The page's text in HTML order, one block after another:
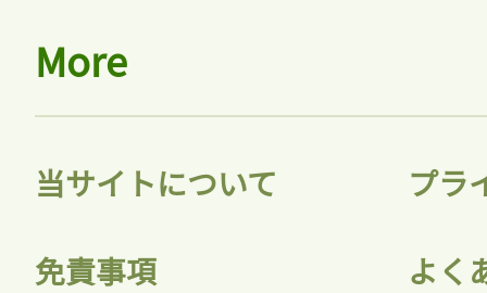
会員登録
More
当サイトについて プラ
免責事項 よく